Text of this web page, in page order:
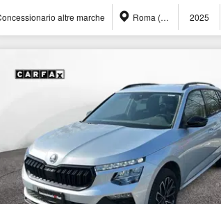
altre marche Roma (RM) 2025